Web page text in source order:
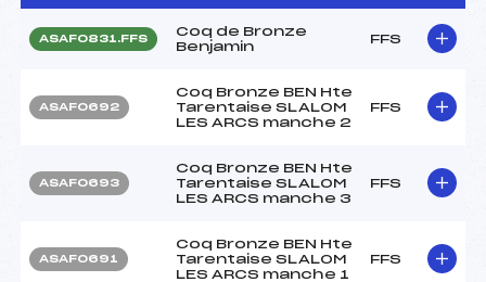
ASAF0831.FFS
Coq de Bronze
Benjamin
FFS
ASAF0692
Coq Bronze BEN Hte
Tarentaise SLALOM
LES ARCS manche 2
FFS
ASAF0693
Coq Bronze BEN Hte
Tarentaise SLALOM
LES ARCS manche 3
FFS
ASAF0691
Coq Bronze BEN Hte
Tarentaise SLALOM
LES ARCS manche 1
FFS